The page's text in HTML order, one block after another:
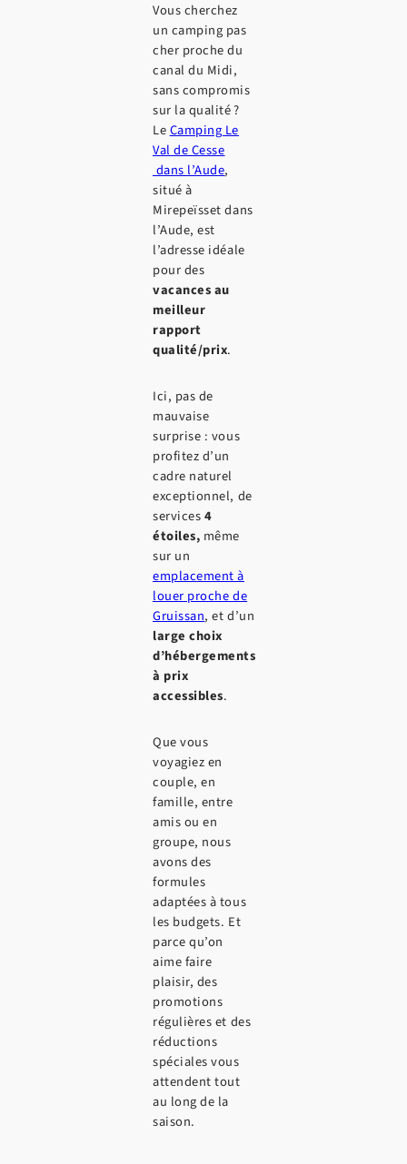
Vous cherchez
un camping pas
cher proche du
canal du Midi,
sans compromis
sur la qualité ?
LeCamping Le
Val de Cesse
dans l’Aude,
situé à
Mirepeïsset dans
l’Aude, est
l’adresse idéale
pour des
vacances au
meilleur
rapport
qualité/prix.
Ici, pas de
mauvaise
surprise : vous
profitez d’un
cadre naturel
exceptionnel, de
services4
étoiles, même
sur un
emplacement à
louer proche de
Gruissan, et d’un
large choix
d’hébergements
à prix
accessibles.
Que vous
voyagiez en
couple, en
famille, entre
amis ou en
groupe, nous
avons des
formules
adaptées à tous
les budgets. Et
parce qu’on
aime faire
plaisir, des
promotions
régulières et des
réductions
spéciales vous
attendent tout
au long de la
saison.